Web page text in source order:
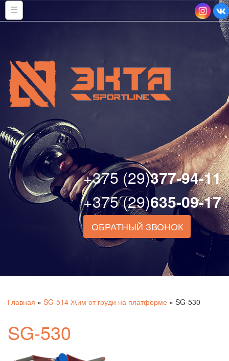
+375 (29)377-94-11
+375 (29)635-09-17
ОБРАТНЫЙ ЗВОНОК
Главная » SG-514 Жим от груди на платформе » SG-530
SG-530